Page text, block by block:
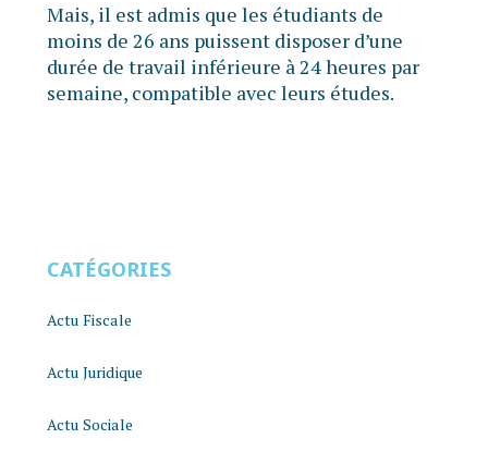
Mais, il est admis que les étudiants de
moins de 26 ans puissent disposer d’une
durée de travail inférieure à 24 heures par
semaine, compatible avec leurs études.
CATÉGORIES
Actu Fiscale
Actu Juridique
Actu Sociale